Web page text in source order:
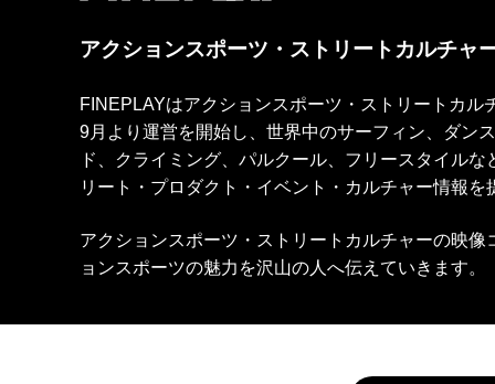
アクションスポーツ・ストリートカルチャ
FINEPLAYはアクションスポーツ・ストリートカ
9月より運営を開始し、世界中のサーフィン、ダン
ド、クライミング、パルクール、フリースタイル
リート・プロダクト・イベント・カルチャー情報を
アクションスポーツ・ストリートカルチャーの映
ョンスポーツの魅力を沢山の人へ伝えていきます。